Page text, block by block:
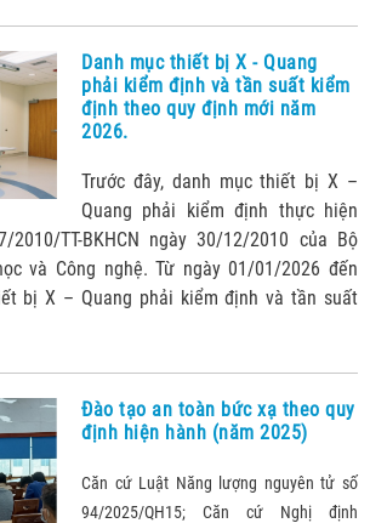
Danh mục thiết bị X - Quang
phải kiểm định và tần suất kiểm
định theo quy định mới năm
2026.
Trước đây, danh mục thiết bị X –
Quang phải kiểm định thực hiện
TT-BKHCN ngày 30/12/2010 của Bộ
và Công nghệ. Từ ngày 01/01/2026 đến
bị X – Quang phải kiểm định và tần suất
Đào tạo an toàn bức xạ theo quy
định hiện hành (năm 2025)
Căn cứ Luật Năng lượng nguyên tử số
94/2025/QH15; Căn cứ Nghị định